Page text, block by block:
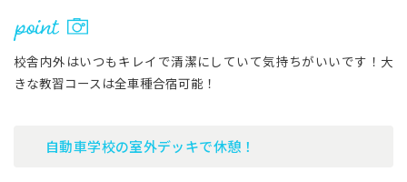
校舎内外はいつもキレイで清潔にしていて気持ちがいいです！大
きな教習コースは全車種合宿可能！
自動車学校の室外デッキで休憩！